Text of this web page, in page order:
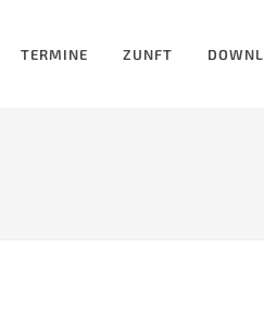
TERMINE ZUNFT